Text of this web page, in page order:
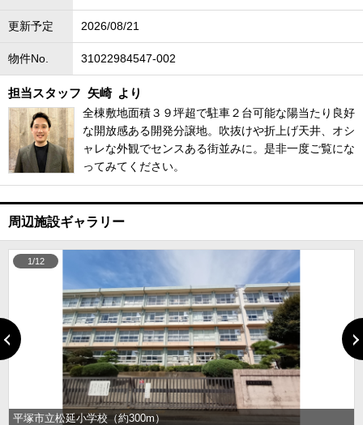
更新予定 2026/08/21
物件No. 31022984547-002
担当スタッフ 矢崎 より
全棟敷地面積３９坪超で駐車２台可能な陽当たり良好
な開放感ある開発分譲地。吹抜けや折上げ天井、オシ
ャレな外観でセンスある街並みに。是非一度ご覧にな
ってみてください。
周辺施設ギャラリー
平塚市立松延小学校（約300m）
1/12